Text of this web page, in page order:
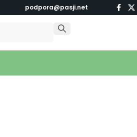
podpora@pasji.net